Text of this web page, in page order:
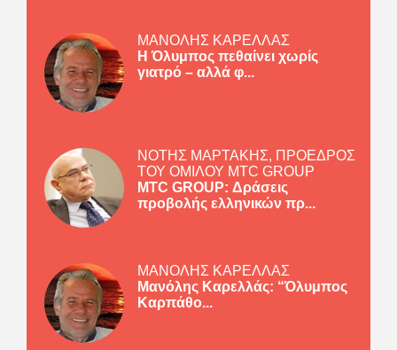
ΜΑΝΟΛΗΣ ΚΑΡΕΛΛΑΣ
Η Όλυμπος πεθαίνει χωρίς
γιατρό – αλλά φ...
ΝΟΤΗΣ ΜΑΡΤΑΚΗΣ, ΠΡΟΕΔΡΟΣ
ΤΟΥ ΟΜΙΛΟΥ MTC GROUP
MTC GROUP: Δράσεις
προβολής ελληνικών πρ...
ΜΑΝΟΛΗΣ ΚΑΡΕΛΛΑΣ
Μανόλης Καρελλάς: “Όλυμπος
Καρπάθο...